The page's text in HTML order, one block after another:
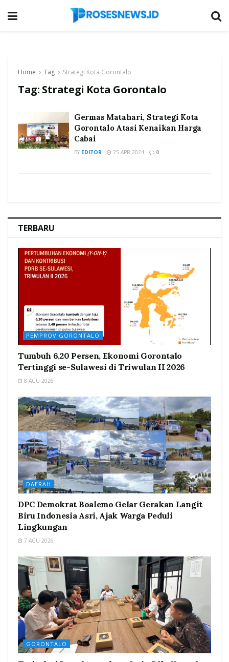
Home Tag Strategi Kota Gorontalo
Tag: Strategi Kota Gorontalo
Germas Matahari, Strategi Kota
Gorontalo Atasi Kenaikan Harga
Cabai
BY EDITOR 25 APR 2024 0
TERBARU
PEMPROV GORONTALO
Tumbuh 6,20 Persen, Ekonomi Gorontalo
Tertinggi se-Sulawesi di Triwulan II 2026
8 AGU 2026
DAERAH
DPC Demokrat Boalemo Gelar Gerakan Langit
Biru Indonesia Asri, Ajak Warga Peduli
Lingkungan
7 AGU 2026
GORONTALO